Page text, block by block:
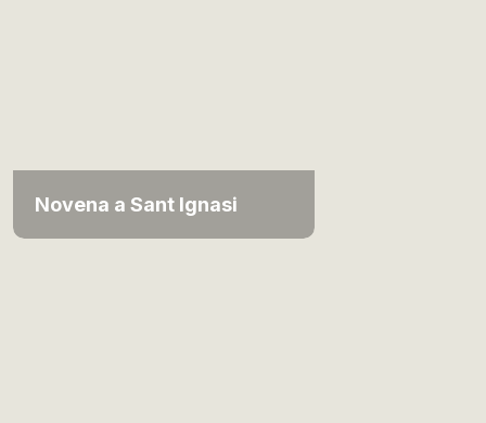
Novena a Sant Ignasi